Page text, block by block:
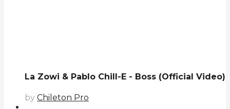
La Zowi & Pablo Chill-E - Boss (Official Video)
by Chileton Pro